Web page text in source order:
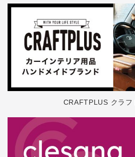
CRAFTPLUS クラフ